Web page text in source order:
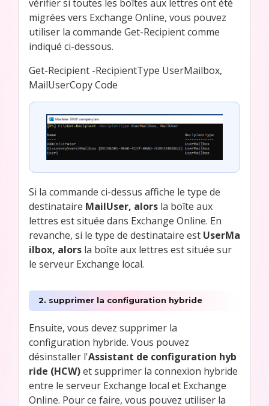
vérifier si toutes les boîtes aux lettres ont été
migrées vers Exchange Online, vous pouvez
utiliser la commande Get-Recipient comme
indiqué ci-dessous.
Get-Recipient -RecipientType UserMailbox,
MailUserCopy Code
Si la commande ci-dessus affiche le type de
destinataire MailUser, alors la boîte aux
lettres est située dans Exchange Online. En
revanche, si le type de destinataire est UserMa
ilbox, alors la boîte aux lettres est située sur
le serveur Exchange local.
2. supprimer la configuration hybride
Ensuite, vous devez supprimer la
configuration hybride. Vous pouvez
désinstaller l'Assistant de configuration hyb
ride (HCW)et supprimer la connexion hybride
entre le serveur Exchange local et Exchange
Online. Pour ce faire, vous pouvez utiliser la